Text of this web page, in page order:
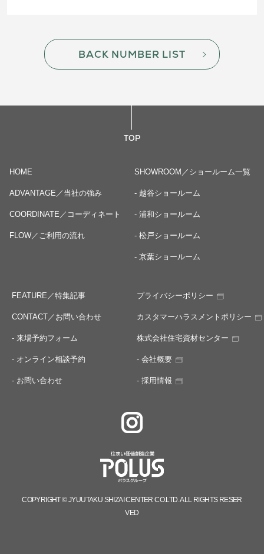
BACK NUMBER LIST
TOP
HOME
ADVANTAGE／当社の強み
COORDINATE／コーディネート
FLOW／ご利用の流れ
SHOWROOM／ショールーム一覧
- 越谷ショールーム
- 浦和ショールーム
- 松戸ショールーム
- 京葉ショールーム
FEATURE／特集記事
CONTACT／お問い合わせ
- 来場予約フォーム
- オンライン相談予約
- お問い合わせ
プライバシーポリシー
カスタマーハラスメントポリシー
株式会社住宅資材センター
- 会社概要
- 採用情報
COPYRIGHT © JYUUTAKU SHIZAI CENTER CO.LTD. ALL RIGHTS RESER
VED